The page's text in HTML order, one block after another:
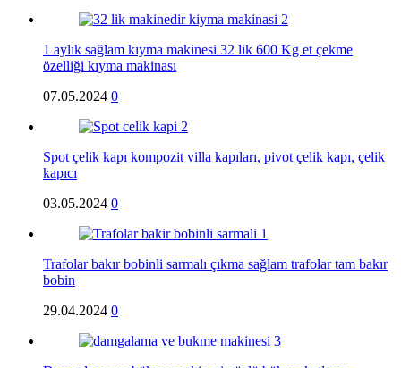
1 aylık sağlam kıyma makinesi 32 lik 600 Kg et çekme
özelliği kıyma makinası
07.05.2024 0
Spot çelik kapı kompozit villa kapıları, pivot çelik kapı, çelik
kapıcı
03.05.2024 0
Trafolar bakır bobinli sarmalı çıkma sağlam trafolar tam bakır
bobin
29.04.2024 0